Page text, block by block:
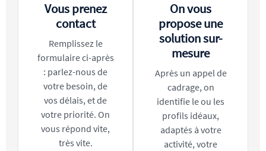
Vous prenez
contact
Remplissez le
formulaire ci-après
: parlez-nous de
votre besoin, de
vos délais, et de
votre priorité. On
vous répond vite,
très vite.
On vous
propose une
solution sur-
mesure
Après un appel de
cadrage, on
identifie le ou les
profils idéaux,
adaptés à votre
activité, votre